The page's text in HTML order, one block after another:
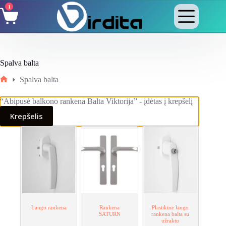
Skip
to
content
Shopping
cart
1
Spalva balta
Spalva balta
“Abipusė balkono rankena Balta Viktorija” - įdėtas į krepšelį
Krepšelis
Lango rankena
Rankena
SATURN
Plastikinė lango
rankena balta su
užraktu